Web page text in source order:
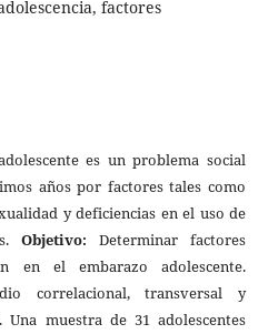
factores
es un problema social
años por factores tales como
y deficiencias en el uso de
Objetivo: Determinar factores
en el embarazo adolescente.
correlacional, transversal y
muestra de 31 adolescentes